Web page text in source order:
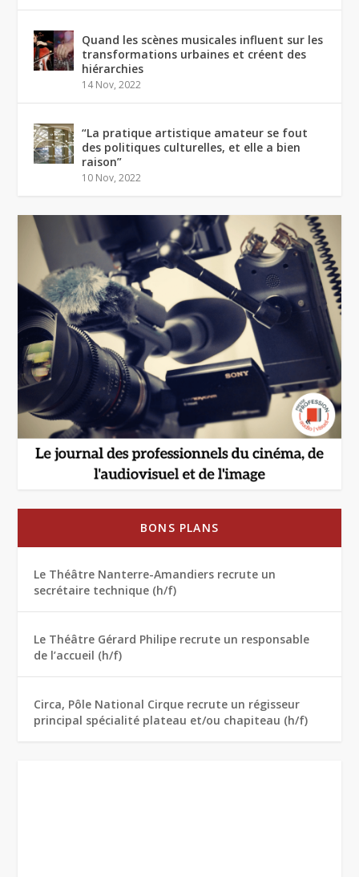
Quand les scènes musicales influent sur les
transformations urbaines et créent des
hiérarchies
14 Nov, 2022
“La pratique artistique amateur se fout
des politiques culturelles, et elle a bien
raison”
10 Nov, 2022
BONS PLANS
Le Théâtre Nanterre-Amandiers recrute un
secrétaire technique (h/f)
Le Théâtre Gérard Philipe recrute un responsable
de l’accueil (h/f)
Circa, Pôle National Cirque recrute un régisseur
principal spécialité plateau et/ou chapiteau (h/f)